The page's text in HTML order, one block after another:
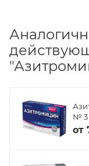
№ 3
от